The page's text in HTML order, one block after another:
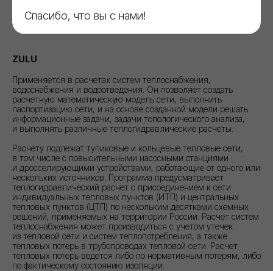
Спасибо, что вы с нами!
ZULU
Применяется в расчетах систем теплоснабжения,
водоснабжения и водоотведения. Он позволяет создать
расчетную математическую модель сети, выполнить
паспортизацию сети, и на основе созданной модели решать
информационные задачи, задачи топологического анализа,
и выполнять различные теплогидравлические расчеты.
Расчету подлежат тупиковые и кольцевые тепловые сети,
в том числе с повысительными насосными станциями
и дросселирующими устройствами, работающие от одного или
нескольких источников. Программа предусматривает
теплогидравлический расчет с присоединением к сети
индивидуальных тепловых пунктов (ИТП) и центральных
тепловых пунктов (ЦТП) по нескольким десятками схемных
решений, применяемых на территории России. Расчет систем
теплоснабжения может производиться с учетом утечек
из тепловой сети и систем теплопотребления, а также
тепловых потерь в трубопроводах тепловой сети. Расчет
тепловых потерь ведется либо по нормативным потерям, либо
по фактическому состоянию изоляции.